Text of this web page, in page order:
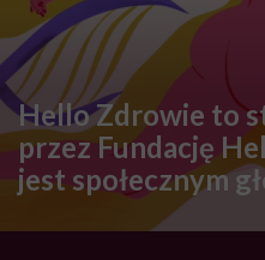
Hello Zdrowie to
przez Fundację
jest społecznym